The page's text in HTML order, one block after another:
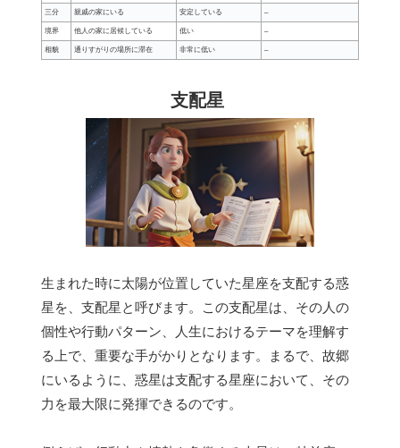
三分 親戚の家にいる 安定している –
境界 他人の家に居候している 低い –
相貌 通りすがりの場所に滞在 非常に低い –
支配星
生まれた時に太陽が位置していた星座を支配する惑
星を、支配星と呼びます。この支配星は、その人の
個性や行動パターン、人生におけるテーマを理解す
る上で、重要な手がかりとなります。まるで、故郷
にいるように、惑星は支配する星座において、その
力を最大限に発揮できるのです。